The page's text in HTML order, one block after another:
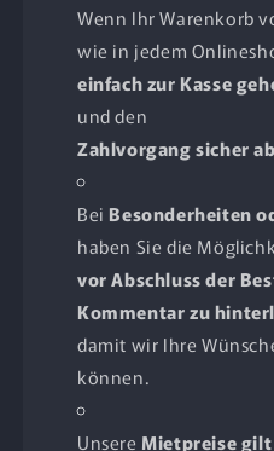
Wenn Ihr Warenkorb
wie in jedem
einfach zur Kasse
und den
Zahlvorgang sicher
Bei Besonderheiten
haben Sie die
vor Abschluss der
Kommentar zu
damit wir Ihre
können.
Unsere Mietpreise